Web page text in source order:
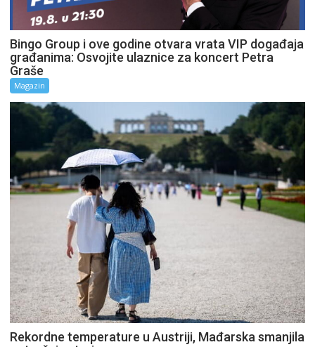
Bingo Group i ove godine otvara vrata VIP događaja
građanima: Osvojite ulaznice za koncert Petra
Graše
Magazin
Rekordne temperature u Austriji, Mađarska smanjila